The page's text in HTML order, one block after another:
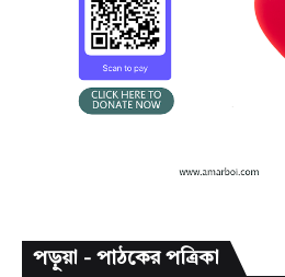
পড়ুয়া - পাঠকের পত্রিকা